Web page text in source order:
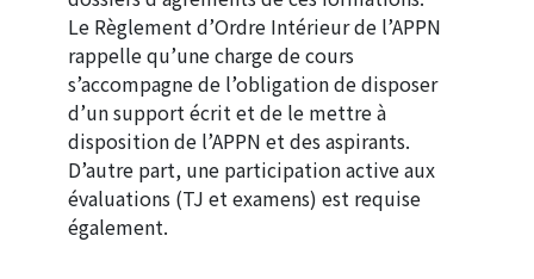
Le Règlement d’Ordre Intérieur de l’APPN
rappelle qu’une charge de cours
s’accompagne de l’obligation de disposer
d’un support écrit et de le mettre à
disposition de l’APPN et des aspirants.
D’autre part, une participation active aux
évaluations (TJ et examens) est requise
également.